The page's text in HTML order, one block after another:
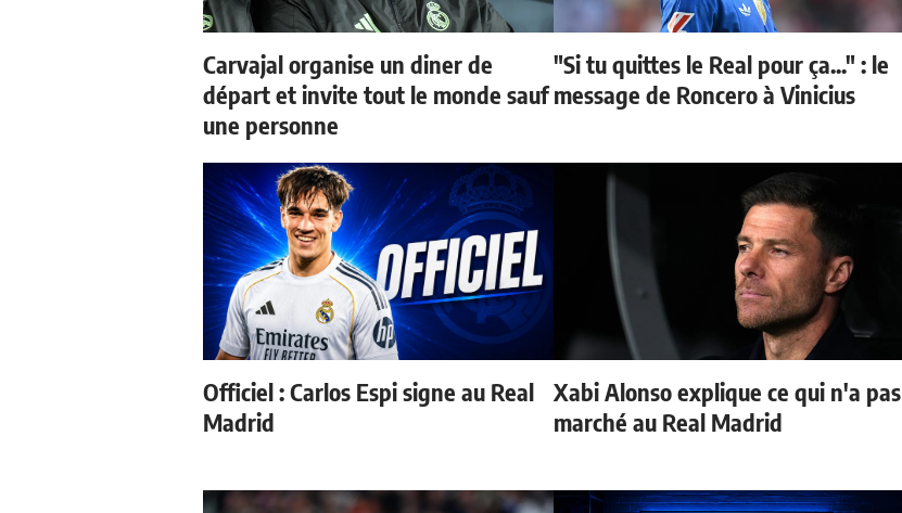
Carvajal organise un diner de
départ et invite tout le monde sauf
une personne
"Si tu quittes le Real pour ça..." : le
message de Roncero à Vinicius
Officiel : Carlos Espi signe au Real
Madrid
Xabi Alonso explique ce qui n'a pas
marché au Real Madrid